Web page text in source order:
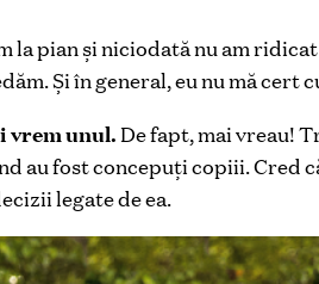
la pian şi niciodată nu am
Şi în general, eu nu mă cert
vrem unul.De fapt, mai vreau!
au fost concepuţi copiii. Cred
legate de ea.